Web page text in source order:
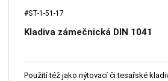
#ST-1-51-17
Kladiva zámečnická DIN 1041
Použití též jako nýtovací či tesařské